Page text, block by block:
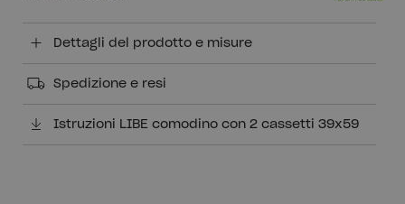
Dettagli del prodotto e misure
Spedizione e resi
Istruzioni LIBE comodino con 2 cassetti 39x59